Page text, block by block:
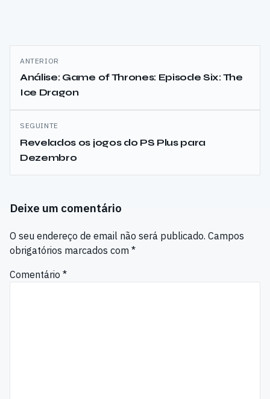
Navegação
de
artigos
ANTERIOR
Análise: Game of Thrones: Episode Six: The
Ice Dragon
SEGUINTE
Revelados os jogos do PS Plus para
Dezembro
Deixe um comentário
O seu endereço de email não será publicado. Campos
obrigatórios marcados com *
Comentário *